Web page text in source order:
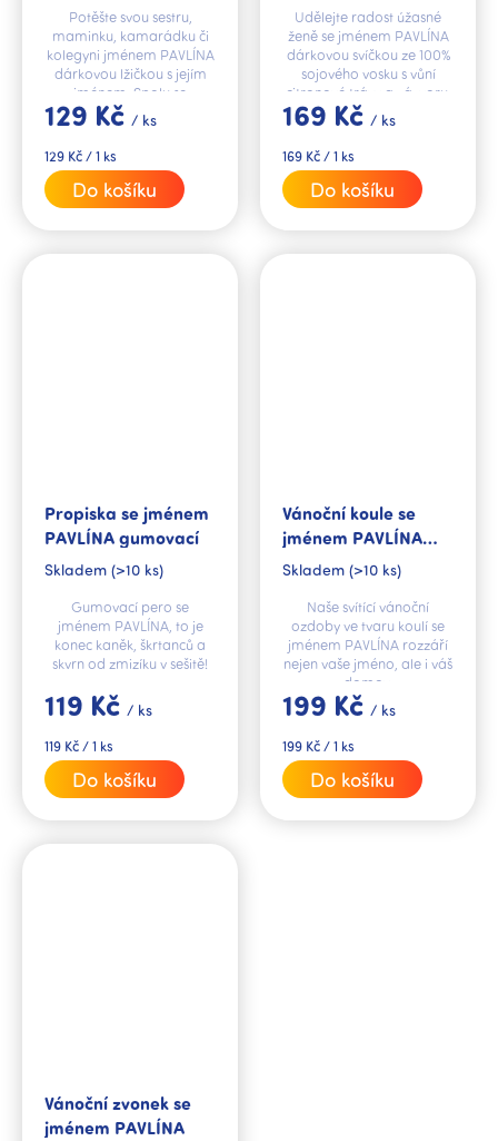
129 Kč / ks
Měrná
cena:
129 Kč / 1 ks
Do košíku
Potěšte svou sestru,
maminku, kamarádku či
kolegyni jménem PAVLÍNA
dárkovou lžičkou s jejím
jménem. Spolu se
jmenným hrnkem ze stejné
kolekce tvoří dokonalý
dárkový set.
169 Kč / ks
Měrná
cena:
169 Kč / 1 ks
Do košíku
Udělejte radost úžasné
ženě se jménem PAVLÍNA
dárkovou svíčkou ze 100%
sojového vosku s vůní
citronové trávy a zázvoru.
Propiska se jménem
PAVLÍNA gumovací
Skladem (>10 ks)
119 Kč / ks
Měrná
cena:
119 Kč / 1 ks
Do košíku
Gumovací pero se
jménem PAVLÍNA, to je
konec kaněk, škrtanců a
skvrn od zmizíku v sešitě!
Vánoční koule se
jménem PAVLÍNA
svítící
Skladem (>10 ks)
199 Kč / ks
Měrná
cena:
199 Kč / 1 ks
Do košíku
Naše svítící vánoční
ozdoby ve tvaru koulí se
jménem PAVLÍNA rozzáří
nejen vaše jméno, ale i váš
domov.
Vánoční zvonek se
jménem PAVLÍNA